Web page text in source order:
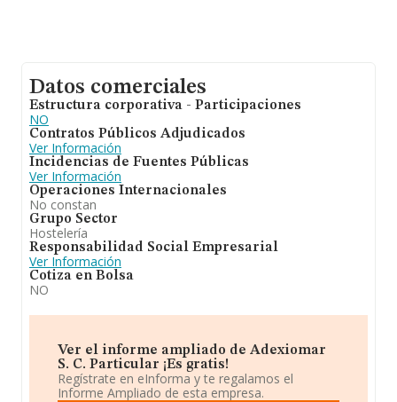
Datos comerciales
Estructura corporativa - Participaciones
NO
Contratos Públicos Adjudicados
Ver Información
Incidencias de Fuentes Públicas
Ver Información
Operaciones Internacionales
No constan
Grupo Sector
Hostelería
Responsabilidad Social Empresarial
Ver Información
Cotiza en Bolsa
NO
Ver el informe ampliado de Adexiomar
S. C. Particular ¡Es gratis!
Regístrate en eInforma y te regalamos el
Informe Ampliado de esta empresa.